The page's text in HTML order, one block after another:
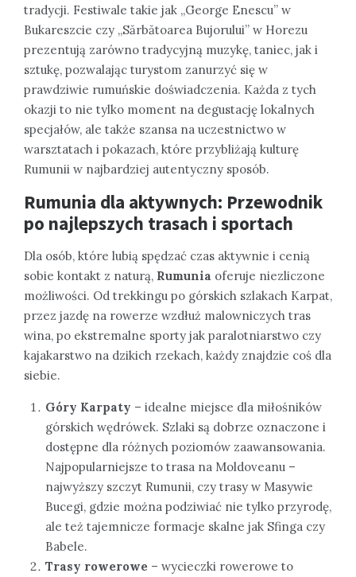
tradycji. Festiwale takie jak „George Enescu” w
Bukareszcie czy „Sărbătoarea Bujorului” w Horezu
prezentują zarówno tradycyjną muzykę, taniec, jak i
sztukę, pozwalając turystom zanurzyć się w
prawdziwie rumuńskie doświadczenia. Każda z tych
okazji to nie tylko moment na degustację lokalnych
specjałów, ale także szansa na uczestnictwo w
warsztatach i pokazach, które przybliżają kulturę
Rumunii w najbardziej autentyczny sposób.
Rumunia dla aktywnych: Przewodnik
po najlepszych trasach i sportach
Dla osób, które lubią spędzać czas aktywnie i cenią
sobie kontakt z naturą, Rumunia oferuje niezliczone
możliwości. Od trekkingu po górskich szlakach Karpat,
przez jazdę na rowerze wzdłuż malowniczych tras
wina, po ekstremalne sporty jak paralotniarstwo czy
kajakarstwo na dzikich rzekach, każdy znajdzie coś dla
siebie.
Góry Karpaty – idealne miejsce dla miłośników
górskich wędrówek. Szlaki są dobrze oznaczone i
dostępne dla różnych poziomów zaawansowania.
Najpopularniejsze to trasa na Moldoveanu –
najwyższy szczyt Rumunii, czy trasy w Masywie
Bucegi, gdzie można podziwiać nie tylko przyrodę,
ale też tajemnicze formacje skalne jak Sfinga czy
Babele.
Trasy rowerowe – wycieczki rowerowe to